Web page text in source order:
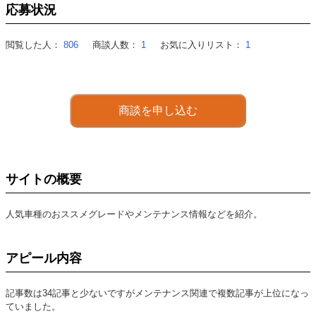
応募状況
閲覧した人： 806 商談人数： 1 お気に入りリスト： 1
商談を申し込む
サイトの概要
人気車種のおススメグレードやメンテナンス情報などを紹介。
アピール内容
記事数は34記事と少ないですがメンテナンス関連で複数記事が上位になっ
ていました。